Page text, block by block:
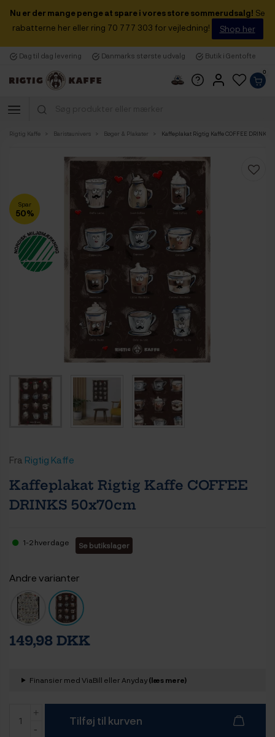
Nu er der mange penge at spare i vores store sommerudsalg! Se
rabatterne her eller ring 70 777 303 for vejledning!
Shop her
Dag til dag levering Danmarks største udvalg Butik i Gentofte
0
Rigtig Kaffe Baristaunivers Bøger & Plakater Kaffeplakat Rigtig Kaffe COFFEE DRINKS
Spar
50%
Fra Rigtig Kaffe
Kaffeplakat Rigtig Kaffe COFFEE
DRINKS 50x70cm
1-2 hverdage Se butikslager
Andre varianter
149,98 DKK
Finansier med ViaBill eller Anyday(læs mere)
Tilføj til kurven